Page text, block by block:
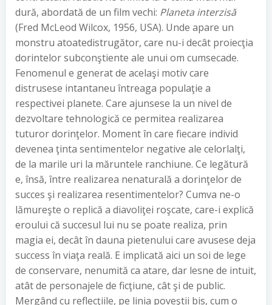
dură, abordată de un film vechi: Planeta interzisă
(Fred McLeod Wilcox, 1956, USA). Unde apare un
monstru atoatedistrugător, care nu-i decât proiecţia
dorintelor subconştiente ale unui om cumsecade.
Fenomenul e generat de acelaşi motiv care
distrusese intantaneu întreaga populaţie a
respectivei planete. Care ajunsese la un nivel de
dezvoltare tehnologică ce permitea realizarea
tuturor dorinţelor. Moment în care fiecare individ
devenea ţinta sentimentelor negative ale celorlalţi,
de la marile uri la măruntele ranchiune. Ce legătură
e, însă, între realizarea nenaturală a dorinţelor de
succes şi realizarea resentimentelor? Cumva ne-o
lămureşte o replică a diavoliţei roşcate, care-i explică
eroului că succesul lui nu se poate realiza, prin
magia ei, decât în dauna pietenului care avusese deja
success în viaţa reală. E implicată aici un soi de lege
de conservare, nenumită ca atare, dar lesne de intuit,
atât de personajele de ficţiune, cât şi de public.
Mergând cu reflecţiile, pe linia poveştii bis, cum o